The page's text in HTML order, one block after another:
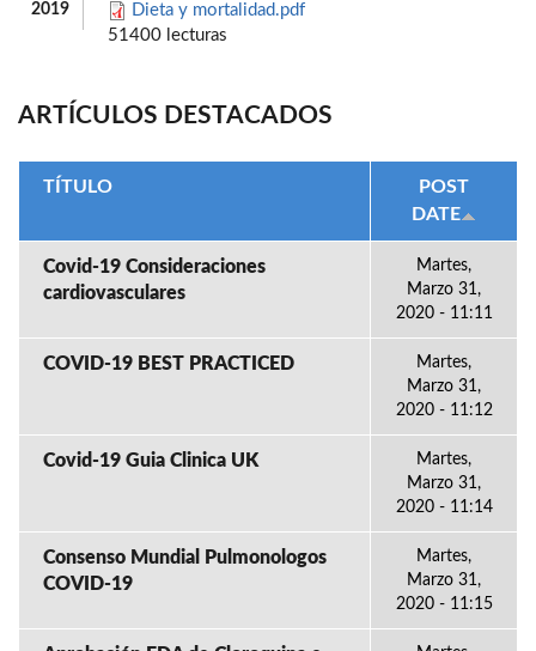
2019
Dieta y mortalidad.pdf
51400 lecturas
ARTÍCULOS DESTACADOS
TÍTULO
POST
DATE
Covid-19 Consideraciones
cardiovasculares
Martes,
Marzo 31,
2020 - 11:11
COVID-19 BEST PRACTICED
Martes,
Marzo 31,
2020 - 11:12
Covid-19 Guia Clinica UK
Martes,
Marzo 31,
2020 - 11:14
Consenso Mundial Pulmonologos
COVID-19
Martes,
Marzo 31,
2020 - 11:15